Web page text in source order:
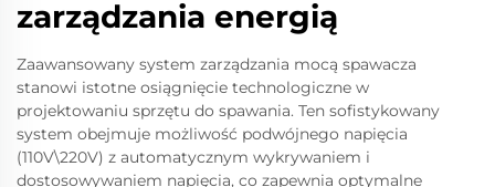
zarządzania energią
Zaawansowany system zarządzania mocą spawacza
stanowi istotne osiągnięcie technologiczne w
projektowaniu sprzętu do spawania. Ten sofistykowany
system obejmuje możliwość podwójnego napięcia
(110V\220V) z automatycznym wykrywaniem i
dostosowywaniem napięcia, co zapewnia optymalne